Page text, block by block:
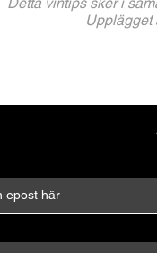
Upplägget